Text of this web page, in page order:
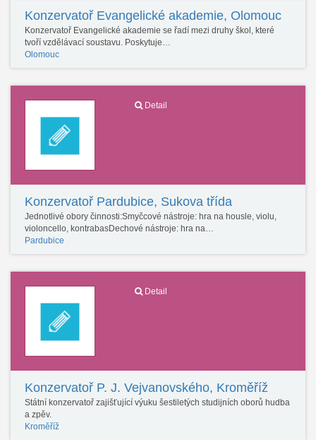
Konzervatoř Evangelické akademie, Olomouc
Konzervatoř Evangelické akademie se řadí mezi druhy škol, které
tvoří vzdělávací soustavu. Poskytuje…
Olomouc
Detail
Konzervatoř Pardubice, Sukova třída
Jednotlivé obory činnosti:Smyčcové nástroje: hra na housle, violu,
violoncello, kontrabasDechové nástroje: hra na…
Pardubice
Detail
Konzervatoř P. J. Vejvanovského, Kroměříž
Státní konzervatoř zajišťující výuku šestiletých studijních oborů hudba
a zpěv.
Kroměříž